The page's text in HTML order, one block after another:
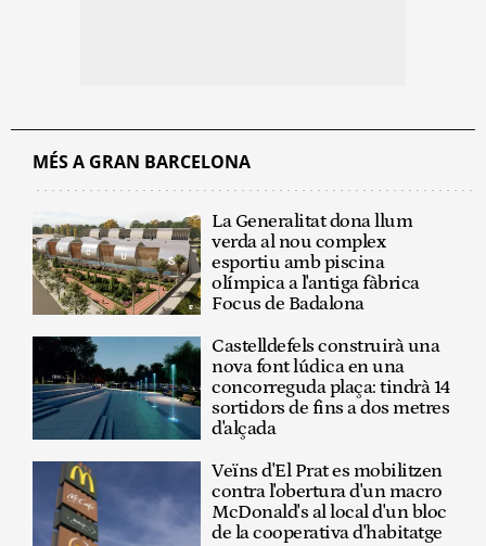
MÉS A GRAN BARCELONA
La Generalitat dona llum
verda al nou complex
esportiu amb piscina
olímpica a l'antiga fàbrica
Focus de Badalona
Castelldefels construirà una
nova font lúdica en una
concorreguda plaça: tindrà 14
sortidors de fins a dos metres
d'alçada
Veïns d'El Prat es mobilitzen
contra l'obertura d'un macro
McDonald's al local d'un bloc
de la cooperativa d'habitatge